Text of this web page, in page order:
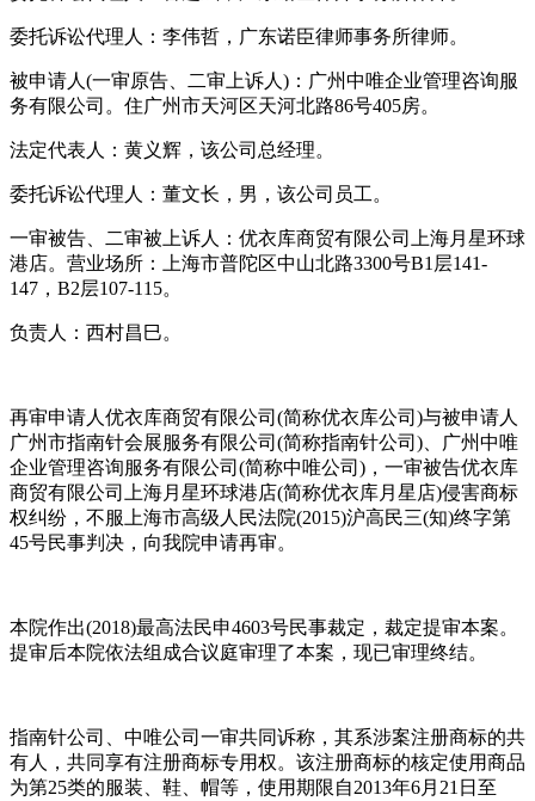
委托诉讼代理人：李伟哲，广东诺臣律师事务所律师。
被申请人(一审原告、二审上诉人)：广州中唯企业管理咨询服
务有限公司。住广州市天河区天河北路86号405房。
法定代表人：黄义辉，该公司总经理。
委托诉讼代理人：董文长，男，该公司员工。
一审被告、二审被上诉人：优衣库商贸有限公司上海月星环球
港店。营业场所：上海市普陀区中山北路3300号B1层141-
147，B2层107-115。
负责人：西村昌巳。
再审申请人优衣库商贸有限公司(简称优衣库公司)与被申请人
广州市指南针会展服务有限公司(简称指南针公司)、广州中唯
企业管理咨询服务有限公司(简称中唯公司)，一审被告优衣库
商贸有限公司上海月星环球港店(简称优衣库月星店)侵害商标
权纠纷，不服上海市高级人民法院(2015)沪高民三(知)终字第
45号民事判决，向我院申请再审。
本院作出(2018)最高法民申4603号民事裁定，裁定提审本案。
提审后本院依法组成合议庭审理了本案，现已审理终结。
指南针公司、中唯公司一审共同诉称，其系涉案注册商标的共
有人，共同享有注册商标专用权。该注册商标的核定使用商品
为第25类的服装、鞋、帽等，使用期限自2013年6月21日至